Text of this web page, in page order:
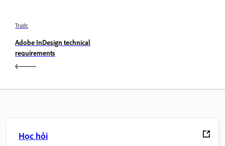
Trước
Adobe InDesign technical
requirements
Học hỏi